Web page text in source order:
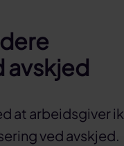
avskjed
at arbeidsgiver
ved avskjed.